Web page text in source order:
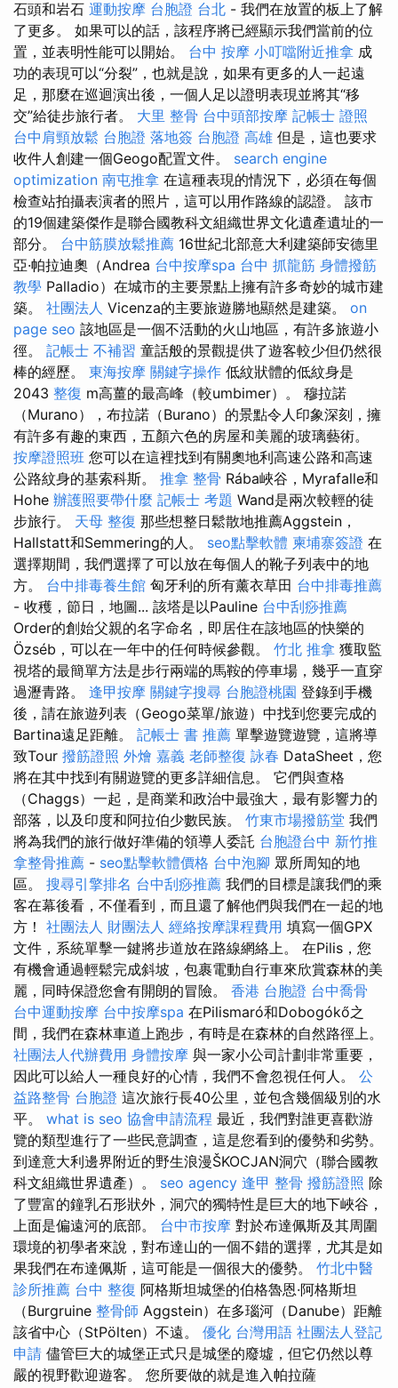
石頭和岩石 運動按摩 台胞證 台北 - 我們在放置的板上了解
了更多。 如果可以的話，該程序將已經顯示我們當前的位
置，並表明性能可以開始。 台中 按摩 小叮噹附近推拿 成
功的表現可以“分裂”，也就是說，如果有更多的人一起遠
足，那麼在巡迴演出後，一個人足以證明表現並將其“移
交”給徒步旅行者。 大里 整骨 台中頭部按摩 記帳士 證照
台中肩頸放鬆 台胞證 落地簽 台胞證 高雄 但是，這也要求
收件人創建一個Geogo配置文件。 search engine
optimization 南屯推拿 在這種表現的情況下，必須在每個
檢查站拍攝表演者的照片，這可以用作路線的認證。 該市
的19個建築傑作是聯合國教科文組織世界文化遺產遺址的一
部分。 台中筋膜放鬆推薦 16世紀北部意大利建築師安德里
亞·帕拉迪奧（Andrea 台中按摩spa 台中 抓龍筋 身體撥筋
教學 Palladio）在城市的主要景點上擁有許多奇妙的城市建
築。 社團法人 Vicenza的主要旅遊勝地顯然是建築。 on
page seo 該地區是一個不活動的火山地區，有許多旅遊小
徑。 記帳士 不補習 童話般的景觀提供了遊客較少但仍然很
棒的經歷。 東海按摩 關鍵字操作 低紋狀體的低紋身是
2043 整復 m高薑的最高峰（​​較umbimer）。 穆拉諾
（Murano），布拉諾（Burano）的景點令人印象深刻，擁
有許多有趣的東西，五顏六色的房屋和美麗的玻璃藝術。
按摩證照班 您可以在這裡找到有關奧地利高速公路和高速
公路紋身的基索科斯。 推拿 整骨 Rába峽谷，Myrafalle和
Hohe 辦護照要帶什麼 記帳士 考題 Wand是兩次較輕的徒
步旅行。 天母 整復 那些想整日鬆散地推薦Aggstein，
Hallstatt和Semmering的人。 seo點擊軟體 柬埔寨簽證 在
選擇期間，我們選擇了可以放在每個人的靴子列表中的地
方。 台中排毒養生館 匈牙利的所有薰衣草田 台中排毒推薦
- 收穫，節日，地圖... 該塔是以Pauline 台中刮痧推薦
Order的創始父親的名字命名，即居住在該地區的快樂的
Özséb，可以在一年中的任何時候參觀。 竹北 推拿 獲取監
視塔的最簡單方法是步行兩端的馬鞍的停車場，幾乎一直穿
過瀝青路。 逢甲按摩 關鍵字搜尋 台胞證桃園 登錄到手機
後，請在旅遊列表（Geogo菜單/旅遊）中找到您要完成的
Bartina遠足距離。 記帳士 書 推薦 單擊遊覽遊覽，這將導
致Tour 撥筋證照 外燴 嘉義 老師整復 詠春 DataSheet，您
將在其中找到有關遊覽的更多詳細信息。 它們與查格
（Chaggs）一起，是商業和政治中最強大，最有影響力的
部落，以及印度和阿拉伯少數民族。 竹東市場撥筋堂 我們
將為我們的旅行做好準備的領導人委託 台胞證台中 新竹推
拿整骨推薦 - seo點擊軟體價格 台中泡腳 眾所周知的地
區。 搜尋引擎排名 台中刮痧推薦 我們的目標是讓我們的乘
客在幕後看，不僅看到，而且還了解他們與我們在一起的地
方！ 社團法人 財團法人 經絡按摩課程費用 填寫一個GPX
文件，系統單擊一鍵將步道放在路線網絡上。 在Pilis，您
有機會通過輕鬆完成斜坡，包裹電動自行車來欣賞森林的美
麗，同時保證您會有開朗的冒險。 香港 台胞證 台中喬骨
台中運動按摩 台中按摩spa 在Pilismaró和Dobogókő之
間，我們在森林車道上跑步，有時是在森林的自然路徑上。
社團法人代辦費用 身體按摩 與一家小公司計劃非常重要，
因此可以給人一種良好的心情，我們不會忽視任何人。 公
益路整骨 台胞證 這次旅行長40公里，並包含幾個級別的水
平。 what is seo 協會申請流程 最近，我們對誰更喜歡游
覽的類型進行了一些民意調查，這是您看到的優勢和劣勢。
到達意大利邊界附近的野生浪漫ŠKOCJAN洞穴（聯合國教
科文組織世界遺產）。 seo agency 逢甲 整骨 撥筋證照 除
了豐富的鐘乳石形狀外，洞穴的獨特性是巨大的地下峽谷，
上面是偏遠河的底部。 台中市按摩 對於布達佩斯及其周圍
環境的初學者來說，對布達山的一個不錯的選擇，尤其是如
果我們在布達佩斯，這可能是一個很大的優勢。 竹北中醫
診所推薦 台中 整復 阿格斯坦城堡的伯格魯恩·阿格斯坦
（Burgruine 整骨師 Aggstein）在多瑙河（Danube）距離
該省中心（StPölten）不遠。 優化 台灣用語 社團法人登記
申請 儘管巨大的城堡正式只是城堡的廢墟，但它仍然以尊
嚴的視野歡迎遊客。 您所要做的就是進入帕拉薩